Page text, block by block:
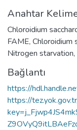
Anahtar
Chloroidium
FAME, Chloroidium
Nitrogen starvation,
Bağlantı
https://
https://